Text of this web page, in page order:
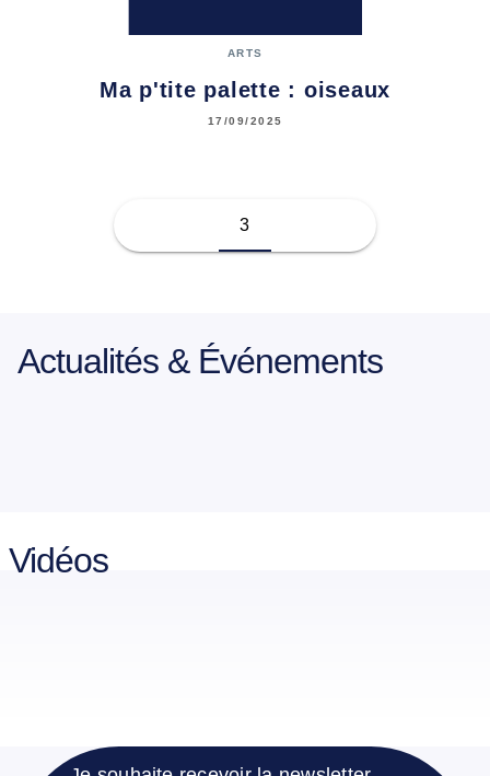
ARTS
Ma p'tite palette : oiseaux
17/09/2025
3
Actualités & Événements
Vidéos